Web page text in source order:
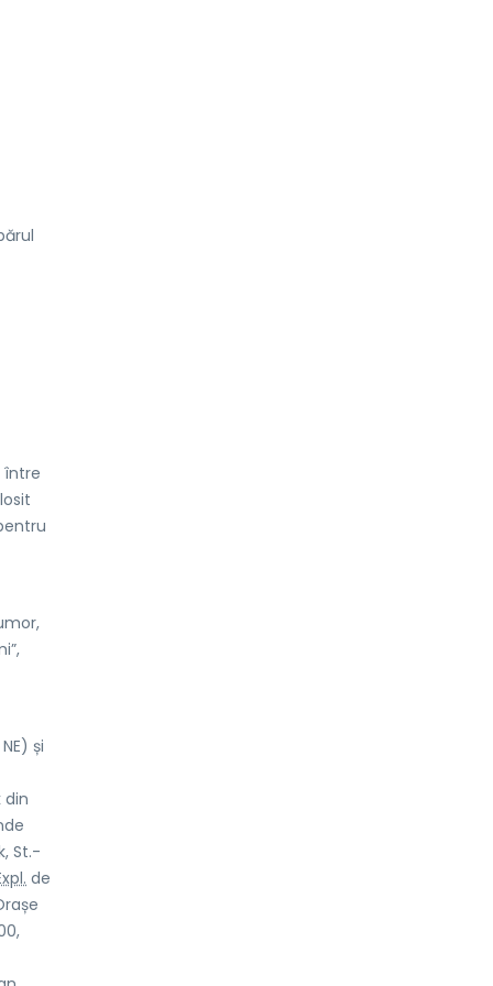
între
și
din
St.-
de